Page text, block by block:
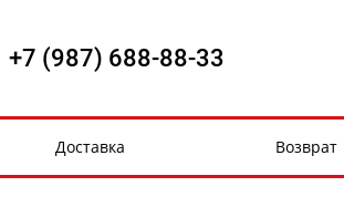
+7 (987) 688-88-33
Доставка Возврат